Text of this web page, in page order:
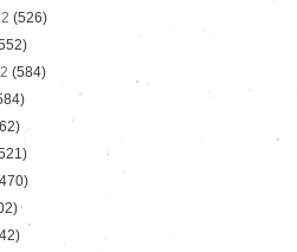
(526)
(584)